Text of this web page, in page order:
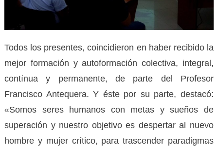
Todos los presentes, coincidieron en haber recibido la
mejor formación y autoformación colectiva, integral,
contínua y permanente, de parte del Profesor
Francisco Antequera. Y éste por su parte, destacó:
«Somos seres humanos con metas y sueños de
superación y nuestro objetivo es despertar al nuevo
hombre y mujer crítico, para trascender paradigmas